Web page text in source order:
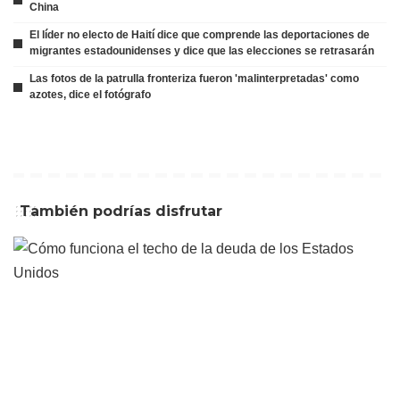
China
El líder no electo de Haití dice que comprende las deportaciones de
migrantes estadounidenses y dice que las elecciones se retrasarán
Las fotos de la patrulla fronteriza fueron 'malinterpretadas' como
azotes, dice el fotógrafo
También podrías disfrutar